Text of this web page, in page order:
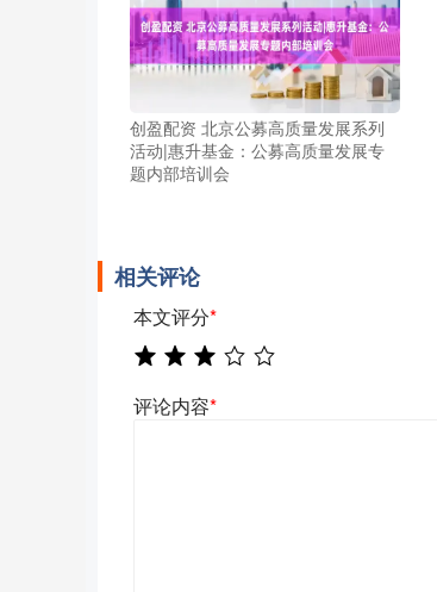
创盈配资 北京公募高质量发展系列
活动|惠升基金：公募高质量发展专
题内部培训会
相关评论
本文评分*
评论内容*